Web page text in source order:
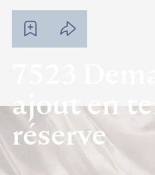
ajout en
réserve